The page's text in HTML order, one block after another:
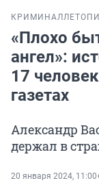
КРИМИНАЛ
«Плохо
ангел»:
17
газетах
Александр
держал в
20 января 2024, 11:00